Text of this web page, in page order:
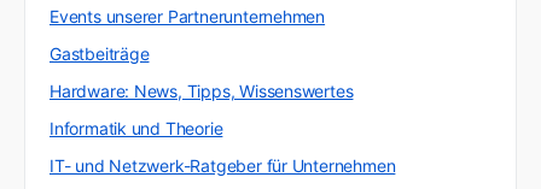
Events unserer Partnerunternehmen
Gastbeiträge
Hardware: News, Tipps, Wissenswertes
Informatik und Theorie
IT- und Netzwerk-Ratgeber für Unternehmen